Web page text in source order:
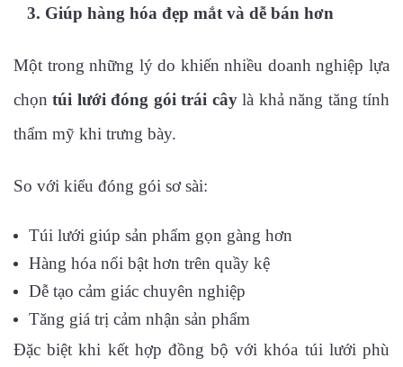
3. Giúp hàng hóa đẹp mắt và dễ bán hơn
Một trong những lý do khiến nhiều doanh nghiệp lựa
chọntúi lưới đóng gói trái câylà khả năng tăng tính
thẩm mỹ khi trưng bày.
So với kiểu đóng gói sơ sài:
Túi lưới giúp sản phẩm gọn gàng hơn
Hàng hóa nổi bật hơn trên quầy kệ
Dễ tạo cảm giác chuyên nghiệp
Tăng giá trị cảm nhận sản phẩm
Đặc biệt khi kết hợp đồng bộ với khóa túi lưới phù